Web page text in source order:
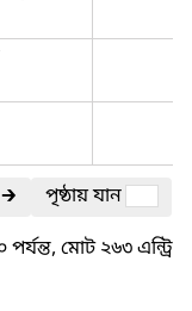
পৃষ্ঠায় যান
মোট ২৬৩ এন্ট্রি